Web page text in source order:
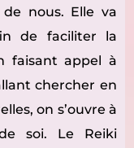
nous. Elle va
de faciliter la
faisant appel à
chercher en
on s’ouvre à
soi. Le Reiki